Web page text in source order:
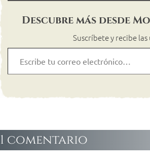
Descubre más desde
Suscríbete y recibe
1 comentario